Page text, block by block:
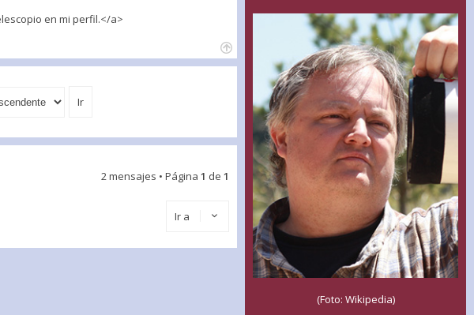
en mi perfil.</a>
2 mensajes • Página 1 de 1
Ir a
(Foto: Wikipedia)